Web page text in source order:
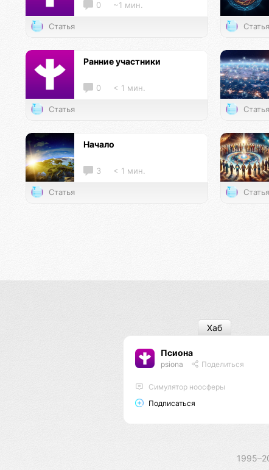
0 ~1 мин.
Статья Статья
Ранние участники
0 < 1 мин.
Статья Статья
Начало
3 < 1 мин.
Статья Статья
Псиона
psiona Поделиться
Cимулятор ноосферы
Подписаться
Хаб